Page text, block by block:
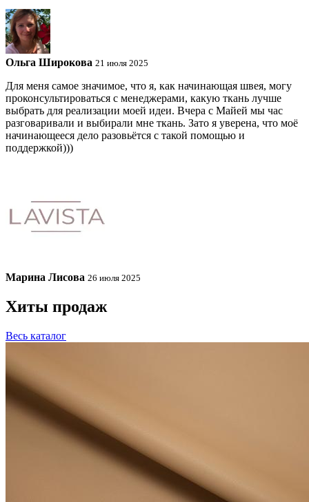
Ольга Широкова 21 июля 2025
Для меня самое значимое, что я, как начинающая швея, могу
проконсультироваться с менеджерами, какую ткань лучше
выбрать для реализации моей идеи. Вчера с Майей мы час
разговаривали и выбирали мне ткань. Зато я уверена, что моё
начинающееся дело разовьётся с такой помощью и
поддержкой)))
Марина Лисова 26 июля 2025
Хиты продаж
Весь каталог